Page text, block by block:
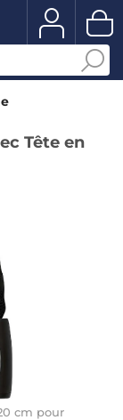
Tête en
cm pour